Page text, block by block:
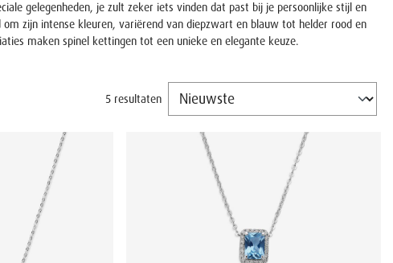
gelegenheden, je zult zeker iets vinden dat past bij je persoonlijke stijl en
om zijn intense kleuren, variërend van diepzwart en blauw tot helder rood en
maken spinel kettingen tot een unieke en elegante keuze.
5 resultaten